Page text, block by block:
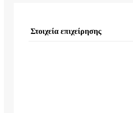
Στοιχεία επιχείρησης